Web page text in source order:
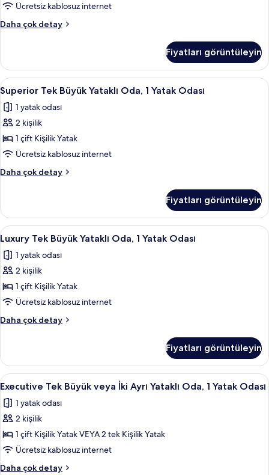
Ücretsiz kablosuz internet
Daha çok detay
Executive
fazla
detay
Fiyatları görüntüleyin
Superior
Tek
Büyük
Yataklı
Oda,
1
Yatak
Odası
tüm
fotoğrafları
görün
Superior Tek Büyük Yataklı Oda, 1
5
Superior Tek Büyük Yataklı Oda, 1 Yatak Odası
1 yatak odası
2 kişilik
1 çift Kişilik Yatak
Ücretsiz kablosuz internet
Daha çok detay
Superior
Oda,
Yatak
hakkında
daha
detay
Fiyatları görüntüleyin
Luxury
Tek
Büyük
Yataklı
Oda,
1
Yatak
Odası
tüm
fotoğrafları
görün
Luxury Tek Büyük Yataklı Oda, 1
5
Luxury Tek Büyük Yataklı Oda, 1 Yatak Odası
1 yatak odası
2 kişilik
1 çift Kişilik Yatak
Ücretsiz kablosuz internet
Daha çok detay
Luxury
Oda,
Yatak
hakkında
daha
detay
Fiyatları görüntüleyin
Executive
Tek
Büyük
veya
İki
Ayrı
Yataklı
Executive Tek Büyük veya İki Ayrı
7
Executive Tek Büyük veya İki Ayrı Yataklı Oda, 1 Yatak Odası
1 yatak odası
2 kişilik
1 çift Kişilik Yatak VEYA 2 tek Kişilik Yatak
Ücretsiz kablosuz internet
Daha çok detay
Executive